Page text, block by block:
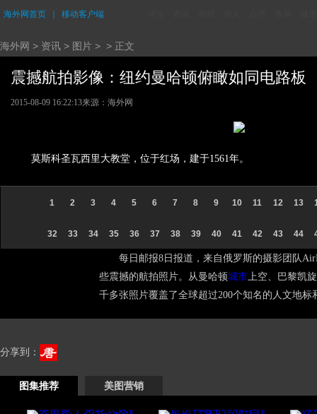
海外网首页 移动客户端
海外网 > 资讯 > 图片 > > 正文
震撼航拍影像：纽约曼哈顿俯瞰如同电路
2015-08-09 16:22:13来源：海外网
莫斯科圣瓦西里大教堂，位于红场，建于1561年。
1 2 3 4 5 6 7 8 9 10 11 12 13
32 33 34 35 36 37 38 39 40 41 42 43 44
每日邮报8日报道，来自俄罗斯的摄影团队
些震撼的航拍照片。从曼哈顿城市上空、巴黎凯
千多张照片覆盖了全球超过200个知名的人文地标
分享到：
图集推荐 美图营销